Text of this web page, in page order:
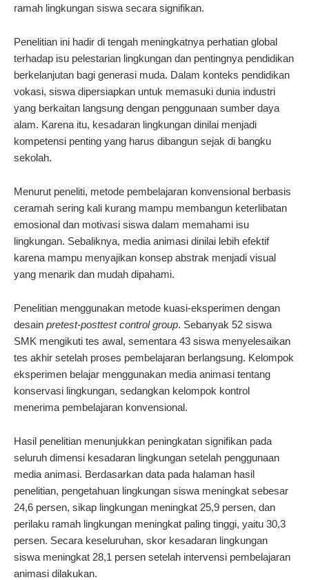
ramah lingkungan siswa secara signifikan.
Penelitian ini hadir di tengah meningkatnya perhatian global
terhadap isu pelestarian lingkungan dan pentingnya pendidikan
berkelanjutan bagi generasi muda. Dalam konteks pendidikan
vokasi, siswa dipersiapkan untuk memasuki dunia industri
yang berkaitan langsung dengan penggunaan sumber daya
alam. Karena itu, kesadaran lingkungan dinilai menjadi
kompetensi penting yang harus dibangun sejak di bangku
sekolah.
Menurut peneliti, metode pembelajaran konvensional berbasis
ceramah sering kali kurang mampu membangun keterlibatan
emosional dan motivasi siswa dalam memahami isu
lingkungan. Sebaliknya, media animasi dinilai lebih efektif
karena mampu menyajikan konsep abstrak menjadi visual
yang menarik dan mudah dipahami.
Penelitian menggunakan metode kuasi-eksperimen dengan
desain pretest-posttest control group. Sebanyak 52 siswa
SMK mengikuti tes awal, sementara 43 siswa menyelesaikan
tes akhir setelah proses pembelajaran berlangsung. Kelompok
eksperimen belajar menggunakan media animasi tentang
konservasi lingkungan, sedangkan kelompok kontrol
menerima pembelajaran konvensional.
Hasil penelitian menunjukkan peningkatan signifikan pada
seluruh dimensi kesadaran lingkungan setelah penggunaan
media animasi. Berdasarkan data pada halaman hasil
penelitian, pengetahuan lingkungan siswa meningkat sebesar
24,6 persen, sikap lingkungan meningkat 25,9 persen, dan
perilaku ramah lingkungan meningkat paling tinggi, yaitu 30,3
persen. Secara keseluruhan, skor kesadaran lingkungan
siswa meningkat 28,1 persen setelah intervensi pembelajaran
animasi dilakukan.